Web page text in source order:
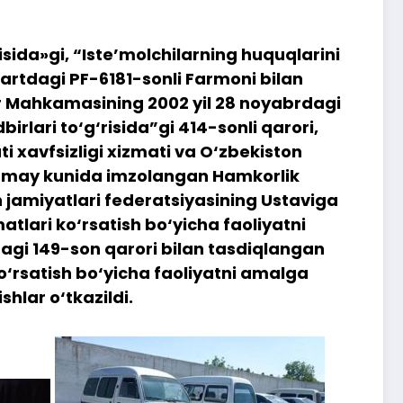
“Iste’molchilarning huquqlarini
PF-6181-sonli Farmoni bilan
2002 yil 28 noyabrdagi
to‘g‘risida”gi 414-sonli qarori,
xavfsizligi xizmati va O‘zbekiston
kunida imzolangan Hamkorlik
jamiyatlari federatsiyasining Ustaviga
ko‘rsatish bo‘yicha faoliyatni
149-son qarori bilan tasdiqlangan
bo‘yicha faoliyatni amalga
o‘tkazildi.